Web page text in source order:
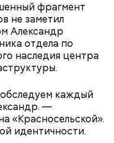
фрагмент
не заметил
Александр
отдела по
наследия центра
каждый
—
«Красносельской».
идентичности.